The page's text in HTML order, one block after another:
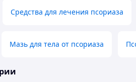
Средства для лечения псориаза
Мазь для тела от псориаза